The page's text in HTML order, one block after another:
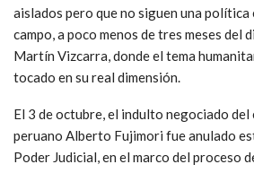
aislados pero que no siguen una
campo, a poco menos de tres meses del
Martín Vizcarra, donde el tema
tocado en su real dimensión.
El 3 de octubre, el indulto negociado
peruano Alberto Fujimori fue anulado
Poder Judicial, en el marco del proceso